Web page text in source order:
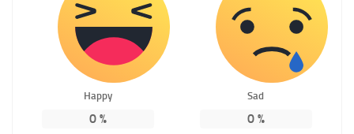
Happy
0 %
Sad
0%